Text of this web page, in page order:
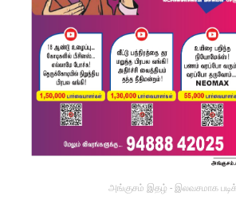
அங்குசம் இதழ் - இலவசமாக